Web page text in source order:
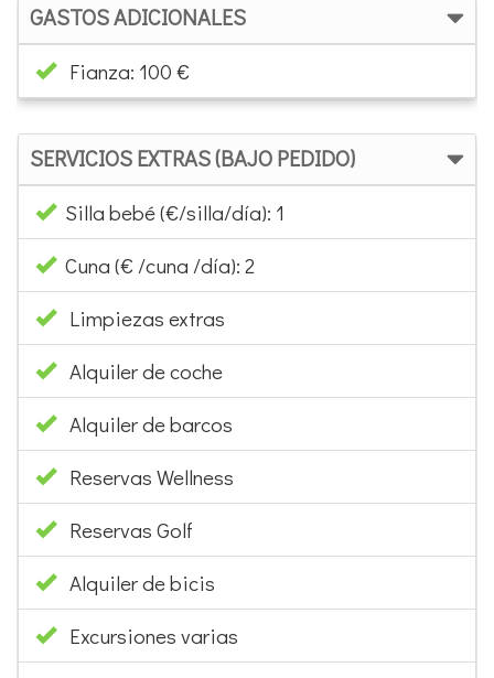
GASTOS ADICIONALES
Fianza: 100 €
SERVICIOS EXTRAS (BAJO PEDIDO)
Silla bebé (€/silla/día): 1
Cuna (€ /cuna /día): 2
Limpiezas extras
Alquiler de coche
Alquiler de barcos
Reservas Wellness
Reservas Golf
Alquiler de bicis
Excursiones varias